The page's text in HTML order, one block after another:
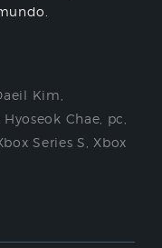
Kim
Hyoseok Chae pc
Series S
Xbox